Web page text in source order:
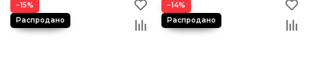
−15% −14%